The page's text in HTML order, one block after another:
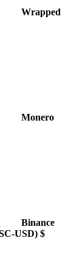
Wrapped
Monero
Binance
USD) $